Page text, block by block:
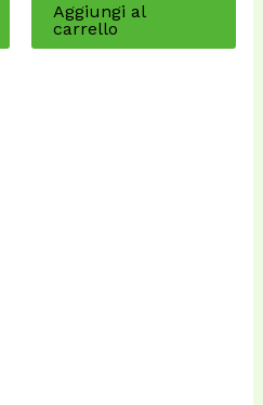
Aggiungi al
carrello